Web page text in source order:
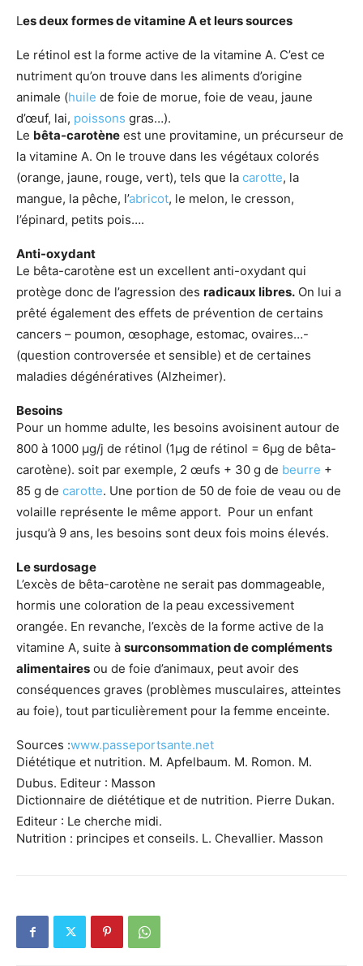
Les deux formes de vitamine A et leurs sources
Le rétinol est la forme active de la vitamine A. C’est ce
nutriment qu’on trouve dans les aliments d’origine
animale (huile de foie de morue, foie de veau, jaune
d’œuf, lai, poissons gras…).
Le bêta-carotène est une provitamine, un précurseur de
la vitamine A. On le trouve dans les végétaux colorés
(orange, jaune, rouge, vert), tels que la carotte, la
mangue, la pêche, l’abricot, le melon, le cresson,
l’épinard, petits pois….
Anti-oxydant
Le bêta-carotène est un excellent anti-oxydant qui
protège donc de l’agression des radicaux libres. On lui a
prêté également des effets de prévention de certains
cancers – poumon, œsophage, estomac, ovaires…-
(question controversée et sensible) et de certaines
maladies dégénératives (Alzheimer).
Besoins
Pour un homme adulte, les besoins avoisinent autour de
800 à 1000 µg/j de rétinol (1µg de rétinol = 6µg de bêta-
carotène). soit par exemple, 2 œufs + 30 g de beurre +
85 g de carotte. Une portion de 50 de foie de veau ou de
volaille représente le même apport. Pour un enfant
jusqu’à 9 ans, les besoins sont deux fois moins élevés.
Le surdosage
L’excès de bêta-carotène ne serait pas dommageable,
hormis une coloration de la peau excessivement
orangée. En revanche, l’excès de la forme active de la
vitamine A, suite à surconsommation de compléments
alimentaires ou de foie d’animaux, peut avoir des
conséquences graves (problèmes musculaires, atteintes
au foie), tout particulièrement pour la femme enceinte.
Sources :www.passeportsante.net
Diététique et nutrition. M. Apfelbaum. M. Romon. M.
Dubus. Editeur : Masson
Dictionnaire de diététique et de nutrition. Pierre Dukan.
Editeur : Le cherche midi.
Nutrition : principes et conseils. L. Chevallier. Masson